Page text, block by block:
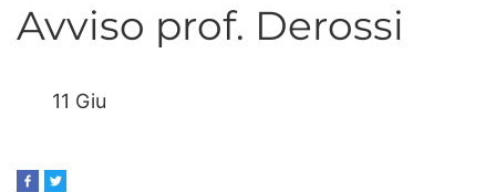
Avviso prof. Derossi
11 Giu